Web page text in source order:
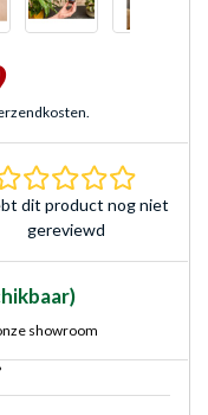
dit product nog niet
gereviewd
showroom